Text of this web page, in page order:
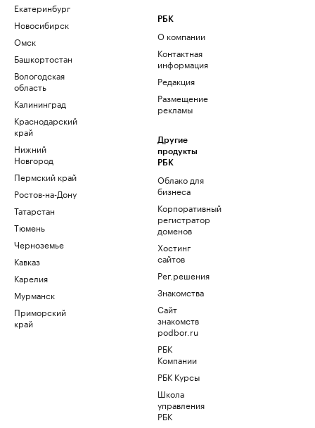
Екатеринбург
Новосибирск
Омск
Башкортостан
Вологодская
область
Калининград
Краснодарский
край
Нижний
Новгород
Пермский край
Ростов-на-Дону
Татарстан
Тюмень
Черноземье
Кавказ
Карелия
Мурманск
Приморский
край
РБК
О компании
Контактная
информация
Редакция
Размещение
рекламы
Другие
продукты
РБК
Облако для
бизнеса
Корпоративный
регистратор
доменов
Хостинг
сайтов
Рег.решения
Знакомства
Сайт
знакомств
podbor.ru
РБК
Компании
РБК Курсы
Школа
управления
РБК